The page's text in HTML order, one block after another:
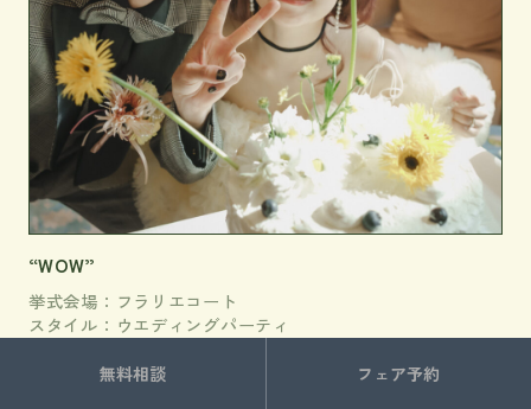
無料相談 フェア予約
“WOW”
挙式会場：フラリエコート
スタイル：ウエディングパーティ
季 節：春